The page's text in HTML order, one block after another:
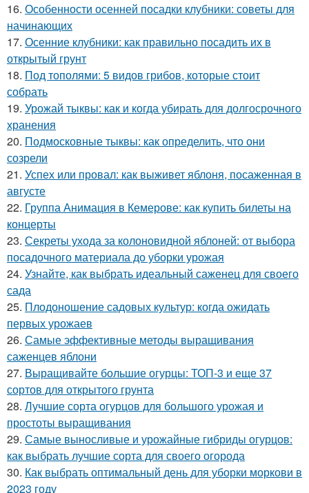
16. Особенности осенней посадки клубники: советы для
начинающих
17. Осенние клубники: как правильно посадить их в
открытый грунт
18. Под тополями: 5 видов грибов, которые стоит
собрать
19. Урожай тыквы: как и когда убирать для долгосрочного
хранения
20. Подмосковные тыквы: как определить, что они
созрели
21. Успех или провал: как выживет яблоня, посаженная в
августе
22. Группа Анимация в Кемерове: как купить билеты на
концерты
23. Секреты ухода за колоновидной яблоней: от выбора
посадочного материала до уборки урожая
24. Узнайте, как выбрать идеальный саженец для своего
сада
25. Плодоношение садовых культур: когда ожидать
первых урожаев
26. Самые эффективные методы выращивания
саженцев яблони
27. Выращивайте большие огурцы: ТОП-3 и еще 37
сортов для открытого грунта
28. Лучшие сорта огурцов для большого урожая и
простоты выращивания
29. Самые выносливые и урожайные гибриды огурцов:
как выбрать лучшие сорта для своего огорода
30. Как выбрать оптимальный день для уборки моркови в
2023 году